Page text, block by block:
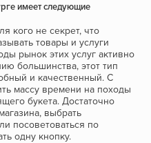
имеет следующие
кого не секрет, что
товары и услуги
рынок этих услуг активно
большинства, этот тип
и качественный. С
массу времени на походы
букета. Достаточно
выбрать
посоветоваться по
одну кнопку.